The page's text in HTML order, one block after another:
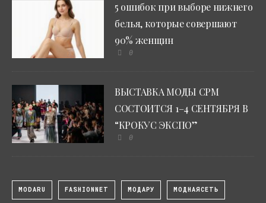
5 ошибок при выборе нижнего
белья, которые совершают
90% женщин
0
ВЫСТАВКА МОДЫ CPM
СОСТОИТСЯ 1–4 СЕНТЯБРЯ В
“КРОКУС ЭКСПО”
0
MODARU FASHIONNET МОДАРУ МОДНАЯСЕТЬ